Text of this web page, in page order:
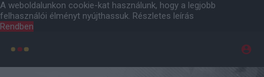
A weboldalunkon cookie-kat használunk, hogy a legjobb
felhasználói élményt nyújthassuk. Részletes leírás
Rendben